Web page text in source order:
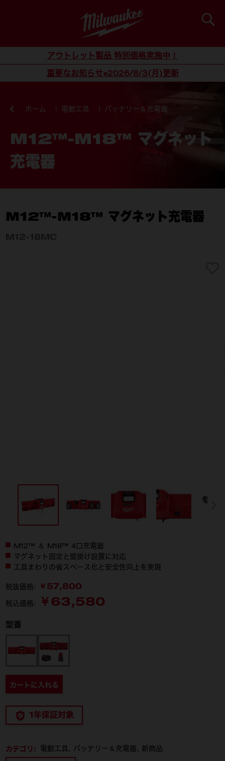
検索
コンテンツにスキップアウトレット製品 特別価格実施中！
重要なお知らせ※2026/8/3(月)更新
ホーム 電動工具 バッテリー＆充電器
M12™-M18™ マグネット
充電器
M12™-M18™ マグネット充電器
M12™ ＆ M18™ 4口充電器
マグネット固定と壁掛け設置に対応
工具まわりの省スペース化と安全性向上を実現
税抜価格: ￥57,800
税込価格: ￥63,580
型番
M12-18MC JPM18 NRG-522LR JP
カートに入れる
1年保証対象
カテゴリ: 電動工具 バッテリー＆充電器 新商品